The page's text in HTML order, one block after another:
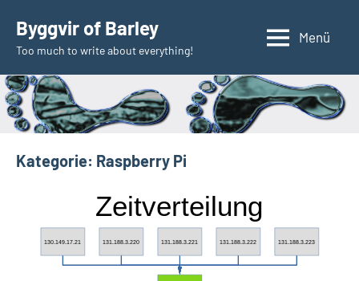
Inhalt
springen
Byggvir of Barley
Too much to write about everything!
Menü
Kategorie: Raspberry Pi